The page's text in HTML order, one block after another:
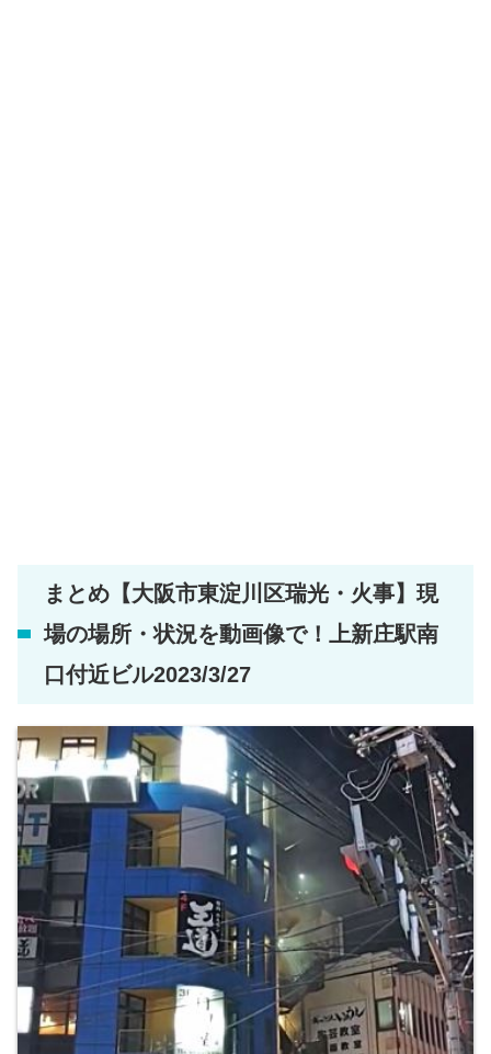
まとめ【大阪市東淀川区瑞光・火事】現
場の場所・状況を動画像で！上新庄駅南
口付近ビル2023/3/27